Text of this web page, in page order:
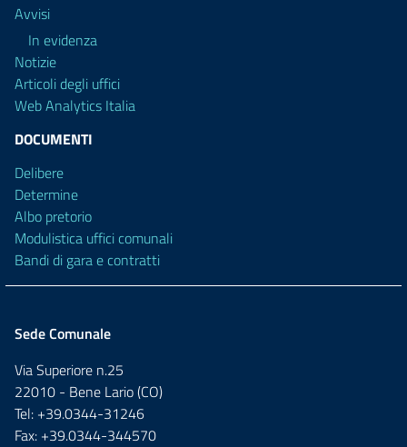
Avvisi
In evidenza
Notizie
Articoli degli uffici
Web Analytics Italia
DOCUMENTI
Delibere
Determine
Albo pretorio
Modulistica uffici comunali
Bandi di gara e contratti
Sede Comunale
Via Superiore n.25
22010 - Bene Lario (CO)
Tel: +39.0344-31246
Fax: +39.0344-344570